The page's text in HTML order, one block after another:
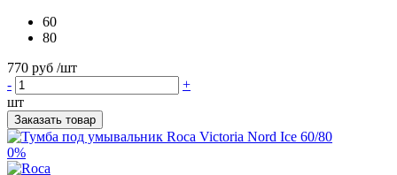
60
80
770 руб /шт
-
+
шт
Заказать товар
0%